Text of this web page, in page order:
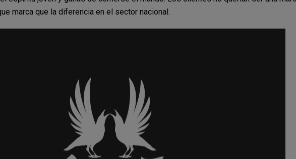
marca que la diferencia en el sector nacional.